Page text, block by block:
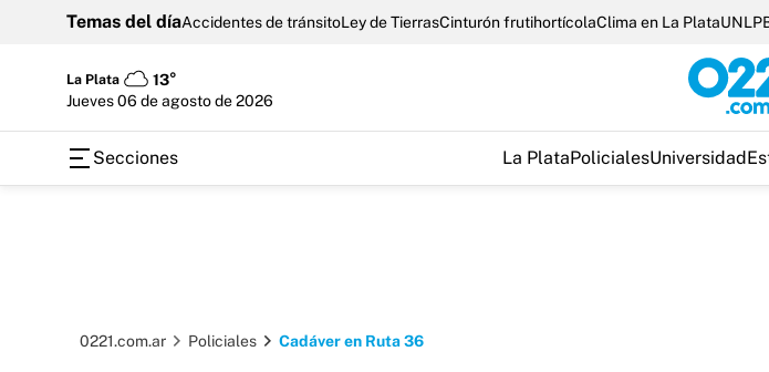
Temas del díaAccidentes de tránsitoLey de TierrasCinturón frutihortícolaClima en La PlataUNLP
La Plata
13°
jueves 06 de agosto de 2026
Secciones La PlataPolicialesUniversidad
0221.com.ar Policiales Cadáver en Ruta 36